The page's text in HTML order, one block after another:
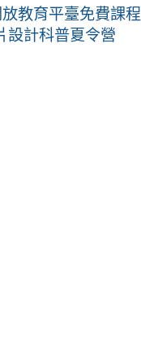
教育平臺免費課程
設計科普夏令營